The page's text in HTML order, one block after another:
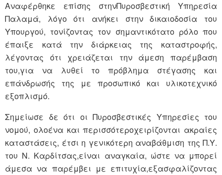
Αναφέρθηκε επίσης στηνΠυροσβεστική Υπηρεσία
Παλαμά, λόγο ότι ανήκει στην δικαιοδοσία του
Υπουργού, τονίζοντας τον σημαντικότατο ρόλο που
έπαιξε κατά την διάρκειας της καταστροφής,
λέγοντας ότι χρειάζεται την άμεση παρέμβαση
του,για να λυθεί το πρόβλημα στέγασης και
επάνδρωσής της με προσωπικό και υλικοτεχνικό
εξοπλισμό.
Σημείωσε δε ότι οι Πυροσβεστικές Υπηρεσίες του
νομού, ολοένα και περισσότεροχειρίζονται ακραίες
καταστάσεις, έτσι η γενικότερη αναβάθμιση της Π.Υ.
του Ν. Καρδίτσας,είναι αναγκαία, ώστε να μπορεί
άμεσα να παρέμβει με επιτυχία,εξασφαλίζοντας